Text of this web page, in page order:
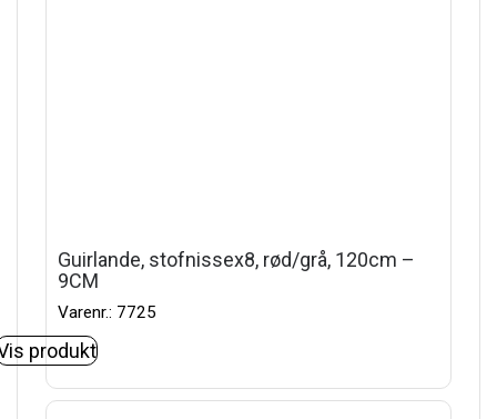
Guirlande, stofnissex8, rød/grå, 120cm –
9CM
Varenr.: 7725
produkt